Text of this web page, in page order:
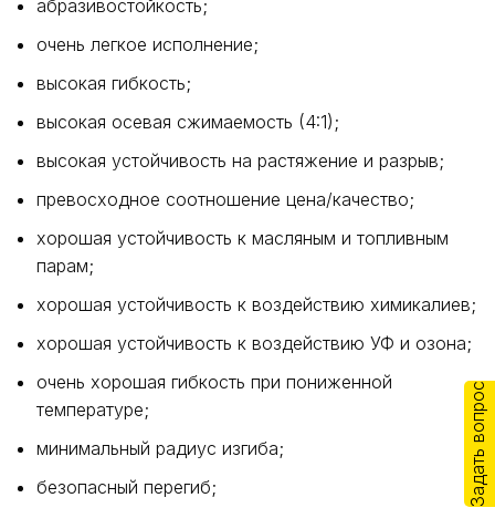
абразивостойкость;
очень легкое исполнение;
высокая гибкость;
высокая осевая сжимаемость (4:1);
высокая устойчивость на растяжение и разрыв;
превосходное соотношение цена/качество;
хорошая устойчивость к масляным и топливным
парам;
хорошая устойчивость к воздействию химикалиев;
хорошая устойчивость к воздействию УФ и озона;
очень хорошая гибкость при пониженной
температуре;
минимальный радиус изгиба;
безопасный перегиб;
Задать вопрос